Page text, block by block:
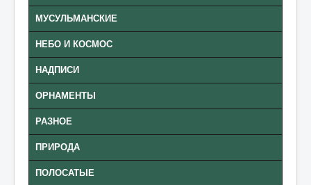
МУСУЛЬМАНСКИЕ
НЕБО И КОСМОС
НАДПИСИ
ОРНАМЕНТЫ
РАЗНОЕ
ПРИРОДА
ПОЛОСАТЫЕ